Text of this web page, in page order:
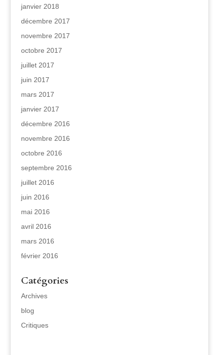
janvier 2018
décembre 2017
novembre 2017
octobre 2017
juillet 2017
juin 2017
mars 2017
janvier 2017
décembre 2016
novembre 2016
octobre 2016
septembre 2016
juillet 2016
juin 2016
mai 2016
avril 2016
mars 2016
février 2016
Catégories
Archives
blog
Critiques